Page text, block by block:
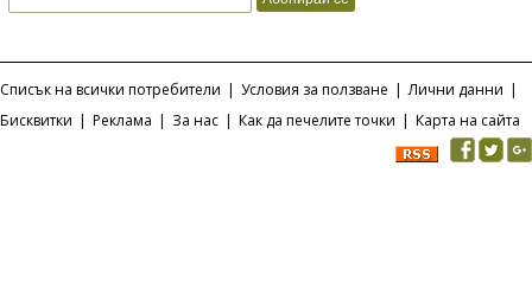
Списък на всички потребители | Условия за ползване | Лични данни |
Бисквитки | Реклама | За нас | Как да печелите точки | Карта на сайта